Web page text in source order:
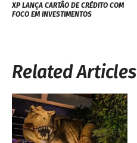
XP LANÇA CARTÃO DE CRÉDITO COM
FOCO EM INVESTIMENTOS
Related Articles